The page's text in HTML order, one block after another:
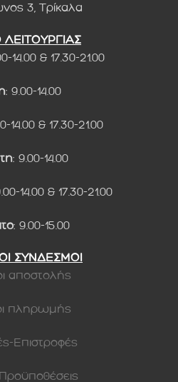
3, Τρίκαλα
14.00 & 17.30-21.00
: 9.00-14.00
14.00 & 17.30-21.00
: 9.00-14.00
14.00 & 17.30-21.00
: 9.00-15.00
ΣΥΝΔΕΣΜΟΙ
αποστολής
πληρωμής
Επιστροφές